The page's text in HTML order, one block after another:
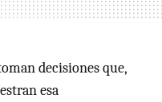
decisiones que,
esa